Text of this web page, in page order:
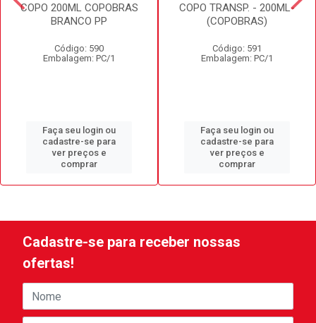
COPO 200ML COPOBRAS
BRANCO PP
Código: 590
Embalagem: PC/1
Faça seu login ou
cadastre-se para
ver preços e
comprar
COPO TRANSP. - 200ML-
(COPOBRAS)
Código: 591
Embalagem: PC/1
Faça seu login ou
cadastre-se para
ver preços e
comprar
Cadastre-se para receber nossas
ofertas!